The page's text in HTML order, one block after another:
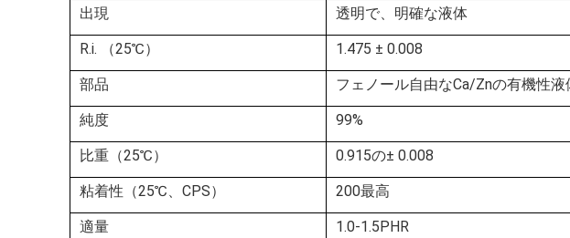
出現 透明で、明確な液体
R.i. （25℃） 1.475 ± 0.008
部品 フェノール自由なCa/Znの有機性
純度 99%
比重（25℃） 0.915の± 0.008
粘着性（25℃、CPS） 200最高
適量 1.0-1.5PHR